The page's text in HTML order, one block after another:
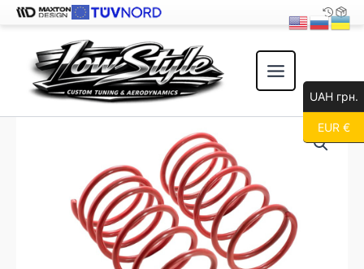
содержимому
UAH грн.
EUR €